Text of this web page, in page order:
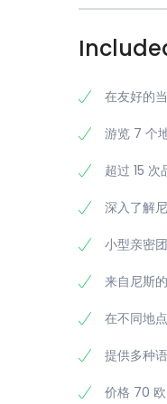
在友好的
游览 7 个
超过 15 次
深入了解
小型亲密
来自尼斯
在不同地
提供多种
价格 70